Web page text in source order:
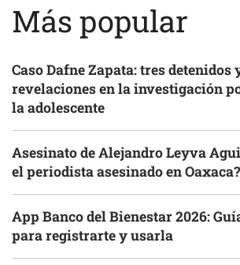
Más popular
Caso Dafne Zapata: tres detenidos
revelaciones en la investigación
la adolescente
Asesinato de Alejandro Leyva
el periodista asesinado en Oaxaca?
App Banco del Bienestar 2026:
para registrarte y usarla